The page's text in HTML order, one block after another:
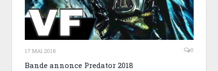
17 MAI 2018 0
Bande annonce Predator 2018